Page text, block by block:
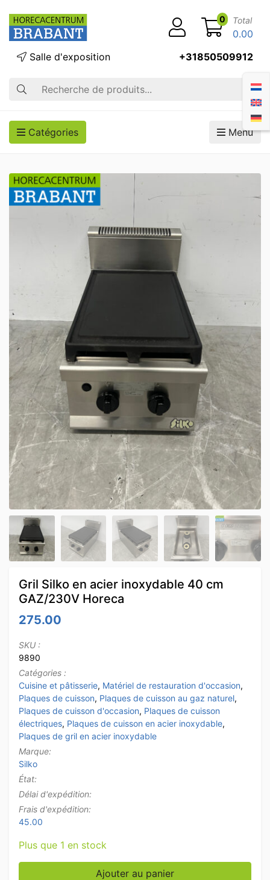
Recherche
Salle d'exposition +31850509912
0 Total
0.00
Catégories Menu
Gril Silko en acier inoxydable 40 cm
GAZ/230V Horeca
275.00
SKU :
9890
Catégories :
Cuisine et pâtisserie, Matériel de restauration d'occasion,
Plaques de cuisson, Plaques de cuisson au gaz naturel,
Plaques de cuisson d'occasion, Plaques de cuisson
électriques, Plaques de cuisson en acier inoxydable,
Plaques de gril en acier inoxydable
Marque:
Silko
État:
Délai d'expédition:
Frais d'expédition:
45.00
Plus que 1 en stock
quantité de Gril Silko en acier inoxydable 40 cm GAZ/
Ajouter au panier